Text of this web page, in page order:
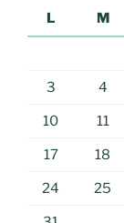
L
M
3 4
10 11
17 18
24 25